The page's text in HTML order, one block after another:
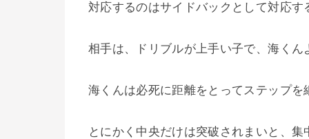
対応するのはサイドバックとして対応す
相手は、ドリブルが上手い子で、海く
海くんは必死に距離をとってステップ
とにかく中央だけは突破されまいと、